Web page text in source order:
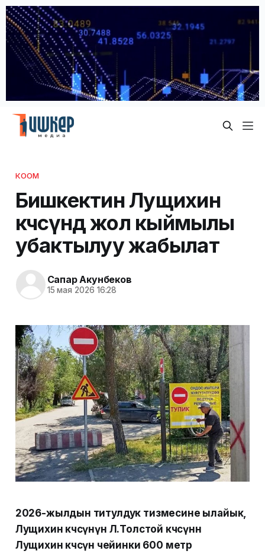
КООМ
Бишкектин Лущихин
көчөсүндө жол кыймылы
убактылуу жабылат
Сапар Акунбеков
15 мая 2026 16:28
2026-жылдын титулдук тизмесине ылайык,
Лущихин көчөсүнүн Л.Толстой көчөсүнөн
Лущихин көчөсүнө чейинки 600 метр